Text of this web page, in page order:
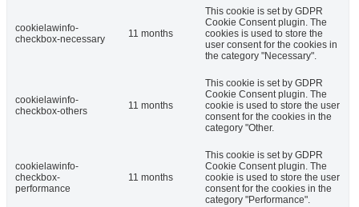
cookielawinfo-
checkbox-necessary
11 months
This cookie is set by GDPR
Cookie Consent plugin. The
cookies is used to store the
user consent for the cookies in
the category "Necessary".
cookielawinfo-
checkbox-others
11 months
This cookie is set by GDPR
Cookie Consent plugin. The
cookie is used to store the user
consent for the cookies in the
category "Other.
cookielawinfo-
checkbox-
performance
11 months
This cookie is set by GDPR
Cookie Consent plugin. The
cookie is used to store the user
consent for the cookies in the
category "Performance".